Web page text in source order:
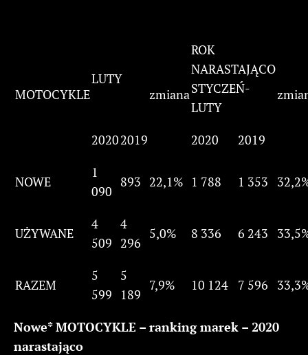
MOTOCYKLE
LUTY
zmiana
ROK
NARASTAJĄCO
STYCZEŃ-
LUTY
20202019 2020 2019
NOWE
1
090
893 22,1% 1 788 1 353
UŻYWANE
4
509
4
296
5,0% 8 336 6 243
RAZEM
5
599
5
189
7,9% 10 124 7 596
Nowe* MOTOCYKLE – ranking marek – 2020
narastająco